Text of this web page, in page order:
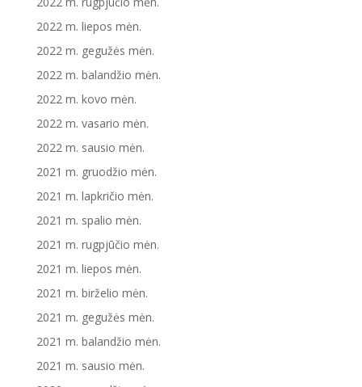
2022 m. liepos mėn.
2022 m. gegužės mėn.
2022 m. balandžio mėn.
2022 m. kovo mėn.
2022 m. vasario mėn.
2022 m. sausio mėn.
2021 m. gruodžio mėn.
2021 m. lapkričio mėn.
2021 m. spalio mėn.
2021 m. rugpjūčio mėn.
2021 m. liepos mėn.
2021 m. birželio mėn.
2021 m. gegužės mėn.
2021 m. balandžio mėn.
2021 m. sausio mėn.